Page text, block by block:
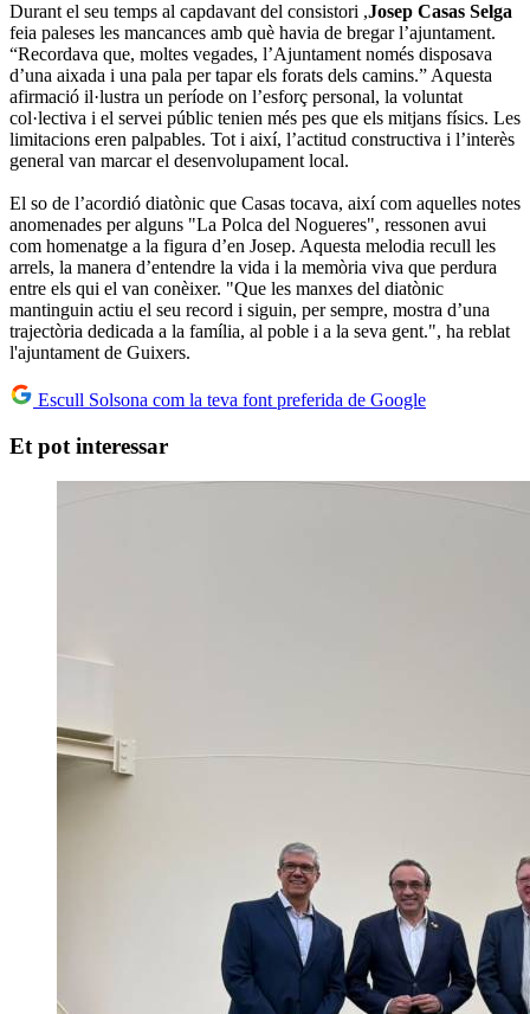
Durant el seu temps al capdavant del consistori ,Josep Casas Selga
feia paleses les mancances amb què havia de bregar l’ajuntament.
“Recordava que, moltes vegades, l’Ajuntament només disposava
d’una aixada i una pala per tapar els forats dels camins.” Aquesta
afirmació il·lustra un període on l’esforç personal, la voluntat
col·lectiva i el servei públic tenien més pes que els mitjans físics. Les
limitacions eren palpables. Tot i així, l’actitud constructiva i l’interès
general van marcar el desenvolupament local.
El so de l’acordió diatònic que Casas tocava, així com aquelles notes
anomenades per alguns "La Polca del Nogueres", ressonen avui
com homenatge a la figura d’en Josep. Aquesta melodia recull les
arrels, la manera d’entendre la vida i la memòria viva que perdura
entre els qui el van conèixer. "Que les manxes del diatònic
mantinguin actiu el seu record i siguin, per sempre, mostra d’una
trajectòria dedicada a la família, al poble i a la seva gent.", ha reblat
l'ajuntament de Guixers.
Escull Solsona com la teva font preferida de Google
Et pot interessar